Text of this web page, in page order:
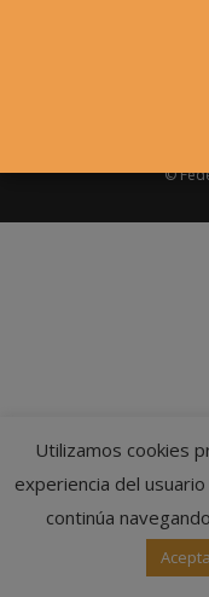
©
Utilizamos cookies
experiencia del
continúa